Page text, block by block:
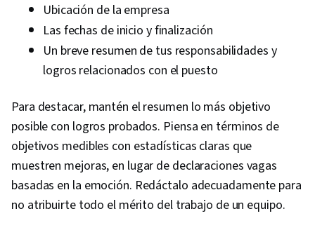
Ubicación de la empresa
Las fechas de inicio y finalización
Un breve resumen de tus responsabilidades y
logros relacionados con el puesto
Para destacar, mantén el resumen lo más objetivo
posible con logros probados. Piensa en términos de
objetivos medibles con estadísticas claras que
muestren mejoras, en lugar de declaraciones vagas
basadas en la emoción. Redáctalo adecuadamente para
no atribuirte todo el mérito del trabajo de un equipo.